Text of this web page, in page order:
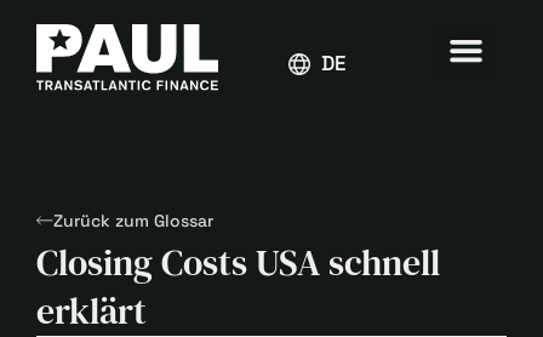
DEUTSCH
Zurück zum Glossar
Closing Costs USA schnell
erklärt